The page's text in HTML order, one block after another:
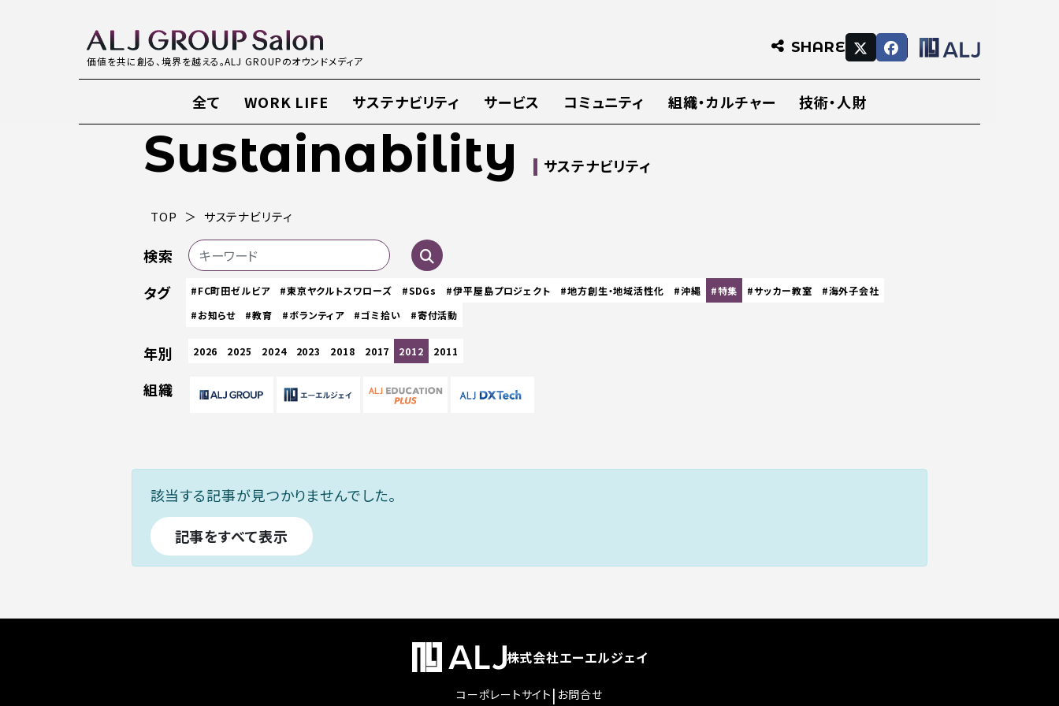
価値を共に創る、境界を越える。ALJ GROUPのオウンドメディア
SHARE
全て WORK LIFE サステナビリティ サービス コミュニティ 組織・カルチャー 技術・人財
Sustainability サステナビリティ
TOP サステナビリティ
検索
タグ
#FC町田ゼルビア #東京ヤクルトスワローズ #SDGs #伊平屋島プロジェクト #地方創生・地域活性化 #沖縄 #特集 #サッカー教室
#海外子会社
#お知らせ
#教育 #ボランティア #ゴミ拾い #寄付活動
年別 2026 2025 2024 2023 2018 2017 2012 2011
組織
該当する記事が見つかりませんでした。
記事をすべて表示
株式会社エーエルジェイ
コーポレートサイト | お問合せ